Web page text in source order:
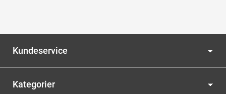
Kundeservice
Kategorier